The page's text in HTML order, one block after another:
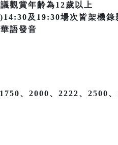
觀賞年齡為12歲以上
及19:30場次皆架機錄
語發音
、2000、2222、2500